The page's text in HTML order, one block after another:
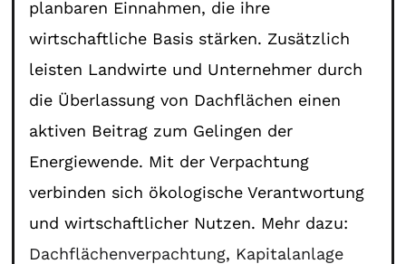
planbaren Einnahmen, die ihre
wirtschaftliche Basis stärken. Zusätzlich
leisten Landwirte und Unternehmer durch
die Überlassung von Dachflächen einen
aktiven Beitrag zum Gelingen der
Energiewende. Mit der Verpachtung
verbinden sich ökologische Verantwortung
und wirtschaftlicher Nutzen. Mehr dazu:
Dachflächenverpachtung, Kapitalanlage